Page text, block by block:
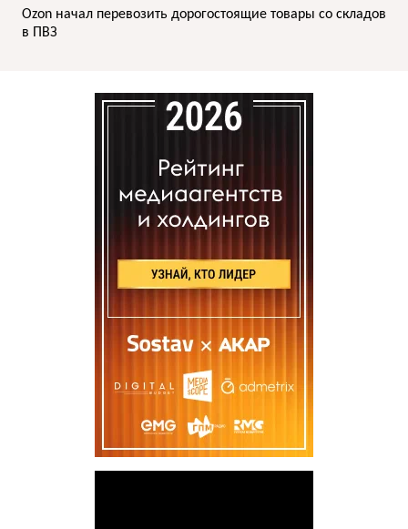
Ozon начал перевозить дорогостоящие товары со складов
в ПВЗ